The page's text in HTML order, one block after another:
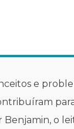
e
o